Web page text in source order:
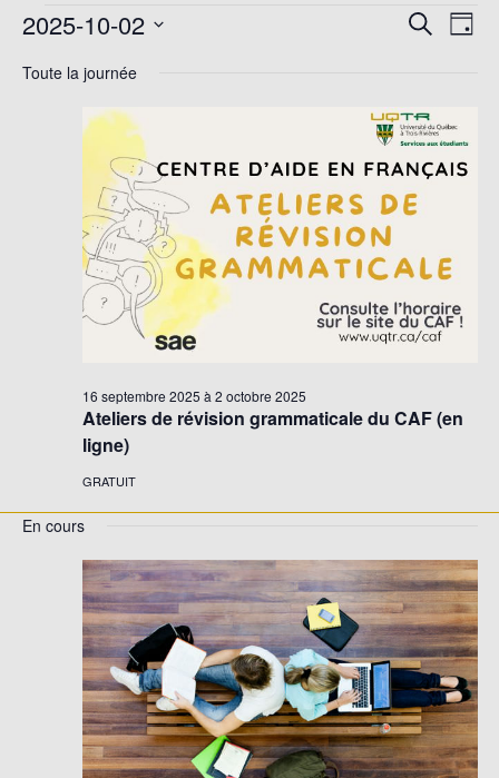
Évènements
2
octobre
2025
de
vues
Recherche
de
Jour
2025-10-02
une
Toute la journée
Ateliers de révision grammaticale du CAF (en
ligne)
16 septembre 2025 à2 octobre 2025
GRATUIT
En cours